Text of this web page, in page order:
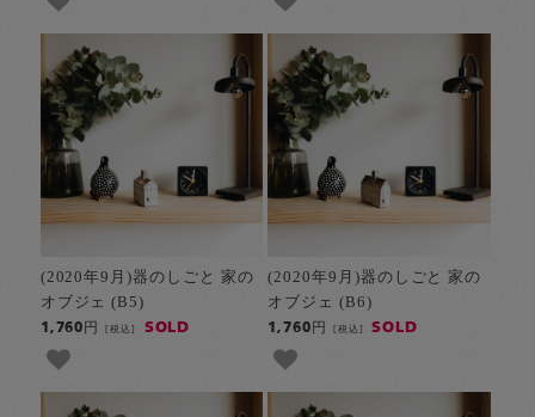
(2020年9月)器のしごと 家の
オブジェ (B5)
1,760円[税込] SOLD
(2020年9月)器のしごと 家の
オブジェ (B6)
1,760円 [税込] SOLD